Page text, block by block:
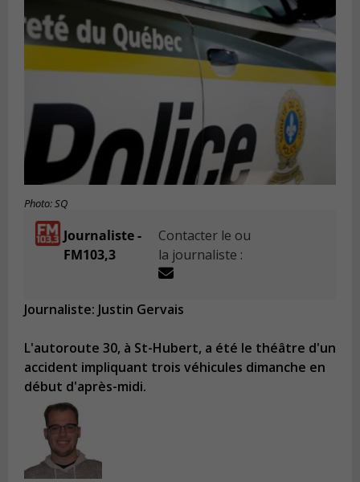
Photo: SQ
Journaliste -
FM103,3
Contacter le ou
la journaliste :
Journaliste: Justin Gervais
L'autoroute 30, à St-Hubert, a été le théâtre d'un
accident impliquant trois véhicules dimanche en
début d'après-midi.